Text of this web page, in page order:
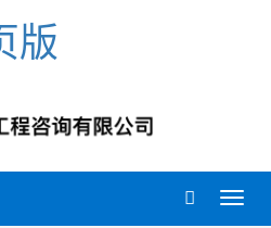
版
导